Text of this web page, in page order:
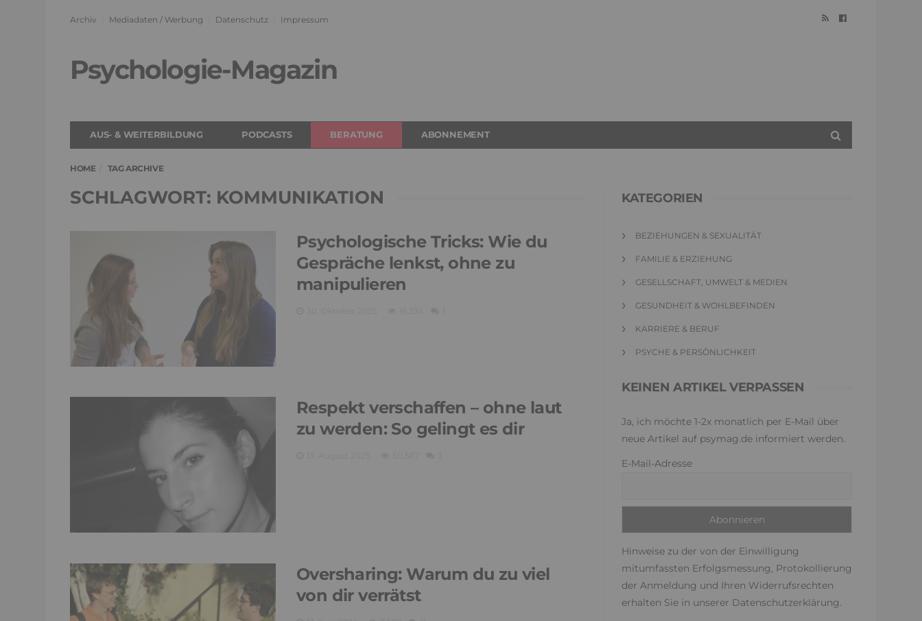
Archiv Mediadaten / Werbung Datenschutz Impressum
Psychologie-Magazin
AUS- & WEITERBILDUNG PODCASTS BERATUNG ABONNEMENT
HOME TAG ARCHIVE
SCHLAGWORT: KOMMUNIKATION
Psychologische Tricks: Wie du
Gespräche lenkst, ohne zu
manipulieren
Respekt verschaffen – ohne laut
zu werden: So gelingt es dir
Oversharing: Warum du zu viel
von dir verrätst
KATEGORIEN
BEZIEHUNGEN & SEXUALITÄT
FAMILIE & ERZIEHUNG
GESELLSCHAFT, UMWELT & MEDIEN
GESUNDHEIT & WOHLBEFINDEN
KARRIERE & BERUF
PSYCHE & PERSÖNLICHKEIT
KEINEN ARTIKEL VERPASSEN
Ja, ich möchte 1-2x monatlich per E-Mail über
neue Artikel auf psymag.de informiert werden.
E-Mail-Adresse
Hinweise zu der von der Einwilligung
mitumfassten Erfolgsmessung, Protokollierung
der Anmeldung und Ihren Widerrufsrechten
erhalten Sie in unserer Datenschutzerklärung.